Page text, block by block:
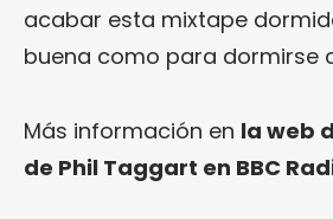
acabar esta mixtape
buena como para dormirse
Más información en la web
de Phil Taggart en BBC